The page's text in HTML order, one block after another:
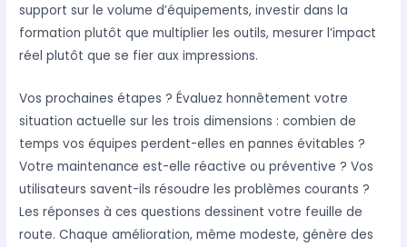
support sur le volume d’équipements, investir dans la
formation plutôt que multiplier les outils, mesurer l’impact
réel plutôt que se fier aux impressions.
Vos prochaines étapes ? Évaluez honnêtement votre
situation actuelle sur les trois dimensions : combien de
temps vos équipes perdent-elles en pannes évitables ?
Votre maintenance est-elle réactive ou préventive ? Vos
utilisateurs savent-ils résoudre les problèmes courants ?
Les réponses à ces questions dessinent votre feuille de
route. Chaque amélioration, même modeste, génère des